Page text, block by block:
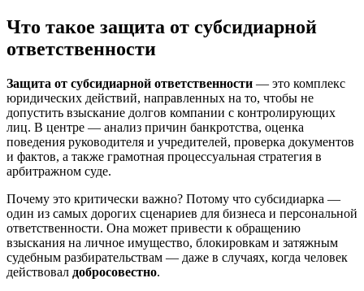
Что такое защита от субсидиарной
ответственности
Защита от субсидиарной ответственности — это комплекс
юридических действий, направленных на то, чтобы не
допустить взыскание долгов компании с контролирующих
лиц. В центре — анализ причин банкротства, оценка
поведения руководителя и учредителей, проверка документов
и фактов, а также грамотная процессуальная стратегия в
арбитражном суде.
Почему это критически важно? Потому что субсидиарка —
один из самых дорогих сценариев для бизнеса и персональной
ответственности. Она может привести к обращению
взыскания на личное имущество, блокировкам и затяжным
судебным разбирательствам — даже в случаях, когда человек
действовал добросовестно.